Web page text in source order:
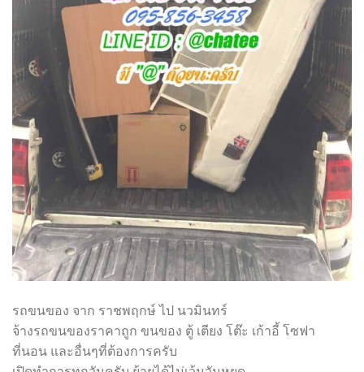
รถขนของ จาก ราชพฤกษ์ ไป นวมินทร์
จ้างรถขนของราคาถูก ขนของ ตู้ เตียง โต๊ะ เก้าอี้ โซฟา
ที่นอน และอื่นๆที่ต้องการครับ